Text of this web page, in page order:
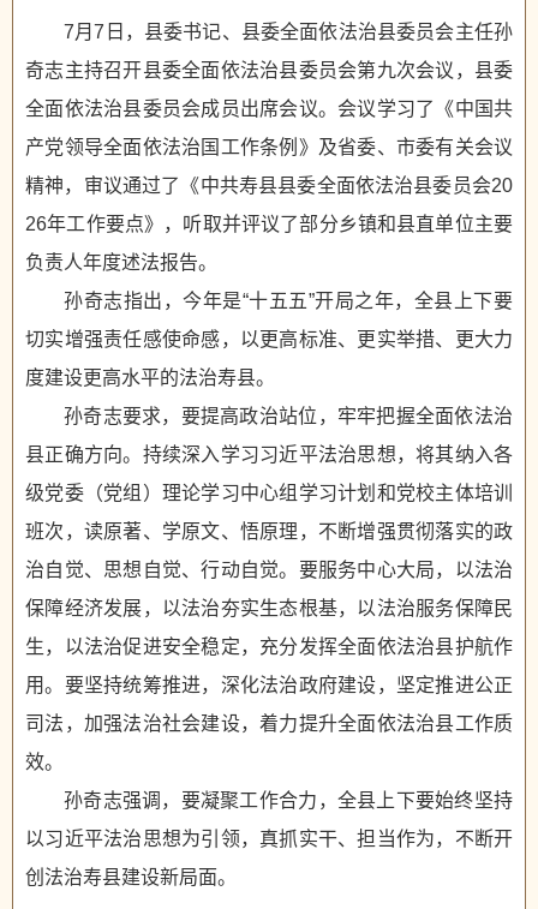
7月7日，县委书记、县委全面依法治县委员会主任孙
奇志主持召开县委全面依法治县委员会第九次会议，县委
全面依法治县委员会成员出席会议。会议学习了《中国共
产党领导全面依法治国工作条例》及省委、市委有关会议
精神，审议通过了《中共寿县县委全面依法治县委员会20
26年工作要点》，听取并评议了部分乡镇和县直单位主要
负责人年度述法报告。
孙奇志指出，今年是“十五五”开局之年，全县上下要
切实增强责任感使命感，以更高标准、更实举措、更大力
度建设更高水平的法治寿县。
孙奇志要求，要提高政治站位，牢牢把握全面依法治
县正确方向。持续深入学习习近平法治思想，将其纳入各
级党委（党组）理论学习中心组学习计划和党校主体培训
班次，读原著、学原文、悟原理，不断增强贯彻落实的政
治自觉、思想自觉、行动自觉。要服务中心大局，以法治
保障经济发展，以法治夯实生态根基，以法治服务保障民
生，以法治促进安全稳定，充分发挥全面依法治县护航作
用。要坚持统筹推进，深化法治政府建设，坚定推进公正
司法，加强法治社会建设，着力提升全面依法治县工作质
效。
孙奇志强调，要凝聚工作合力，全县上下要始终坚持
以习近平法治思想为引领，真抓实干、担当作为，不断开
创法治寿县建设新局面。